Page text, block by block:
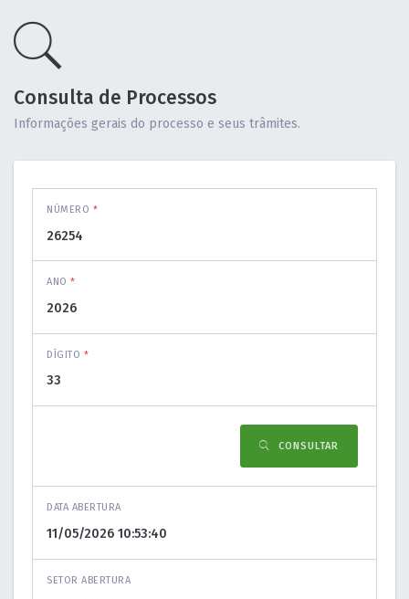
Consulta de Processos
Informações gerais do processo e seus trâmites.
NÚMERO *
ANO *
DÍGITO *
CONSULTAR
DATA ABERTURA
SETOR ABERTURA